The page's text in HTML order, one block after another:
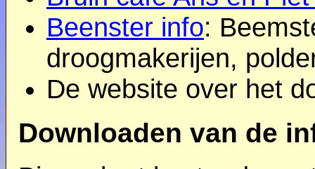
Beenster info:
droogmakerijen,
De website over het
Downloaden van de